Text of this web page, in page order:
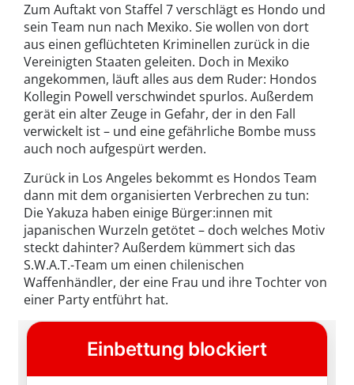
Zum Auftakt von Staffel 7 verschlägt es Hondo und
sein Team nun nach Mexiko. Sie wollen von dort
aus einen geflüchteten Kriminellen zurück in die
Vereinigten Staaten geleiten. Doch in Mexiko
angekommen, läuft alles aus dem Ruder: Hondos
Kollegin Powell verschwindet spurlos. Außerdem
gerät ein alter Zeuge in Gefahr, der in den Fall
verwickelt ist – und eine gefährliche Bombe muss
auch noch aufgespürt werden.
Zurück in Los Angeles bekommt es Hondos Team
dann mit dem organisierten Verbrechen zu tun:
Die Yakuza haben einige Bürger:innen mit
japanischen Wurzeln getötet – doch welches Motiv
steckt dahinter? Außerdem kümmert sich das
S.W.A.T.-Team um einen chilenischen
Waffenhändler, der eine Frau und ihre Tochter von
einer Party entführt hat.